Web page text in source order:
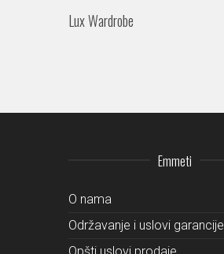
Lux Wardrobe
Emmeti
O nama
Održavanje i uslovi garancije